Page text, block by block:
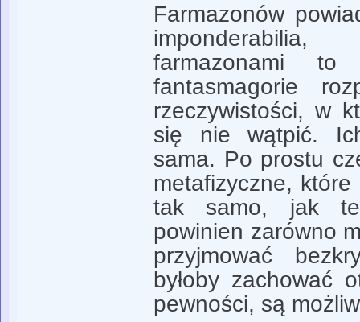
Farmazonów
farmazonami
fantasmagorie
rzeczywistości, w
się nie wątpić.
sama. Po prostu
metafizyczne,
tak samo, jak
powinien zarówno
przyjmować
byłoby zachować
pewności, są